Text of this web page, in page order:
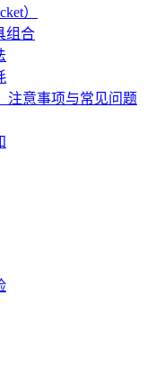
）
组合
注意事项与常见问题